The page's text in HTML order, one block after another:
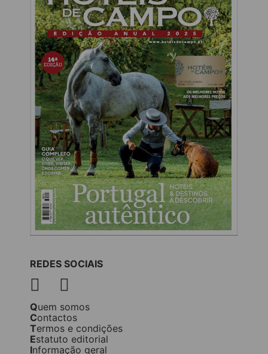
REDES SOCIAIS
Quem somos
Contactos
Termos e condições
Estatuto editorial
Informação geral